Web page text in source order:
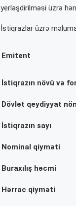
yerləşdirilməsi üzrə
İstiqrazlar üzrə
Emitent
İstiqrazın növü və
Dövlət qeydiyyat
İstiqrazın sayı
Nominal qiyməti
Buraxılış həcmi
Hərrac qiyməti